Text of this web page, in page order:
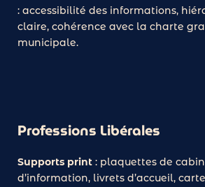
: accessibilité des informations,
claire, cohérence avec la charte
municipale.
Professions Libérales
Supports print: plaquettes de
d’information, livrets d’accueil,
Cerebro